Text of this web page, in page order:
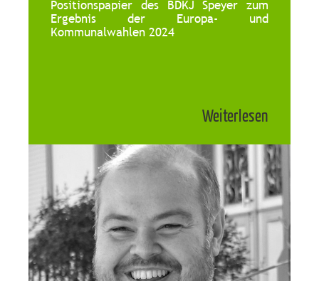
Positionspapier des BDKJ Speyer zum
Ergebnis der Europa- und
Kommunalwahlen 2024
Weiterlesen